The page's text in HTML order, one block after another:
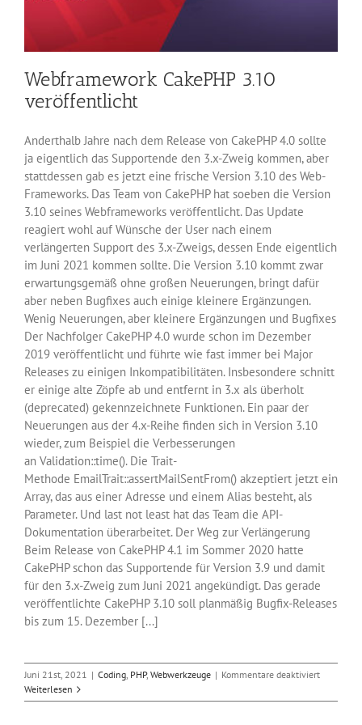
Webframework CakePHP 3.10
veröffentlicht
Anderthalb Jahre nach dem Release von CakePHP 4.0 sollte
ja eigentlich das Supportende den 3.x-Zweig kommen, aber
stattdessen gab es jetzt eine frische Version 3.10 des Web-
Frameworks. Das Team von CakePHP hat soeben die Version
3.10 seines Webframeworks veröffentlicht. Das Update
reagiert wohl auf Wünsche der User nach einem
verlängerten Support des 3.x-Zweigs, dessen Ende eigentlich
im Juni 2021 kommen sollte. Die Version 3.10 kommt zwar
erwartungsgemäß ohne großen Neuerungen, bringt dafür
aber neben Bugfixes auch einige kleinere Ergänzungen.
Wenig Neuerungen, aber kleinere Ergänzungen und Bugfixes
Der Nachfolger CakePHP 4.0 wurde schon im Dezember
2019 veröffentlicht und führte wie fast immer bei Major
Releases zu einigen Inkompatibilitäten. Insbesondere schnitt
er einige alte Zöpfe ab und entfernt in 3.x als überholt
(deprecated) gekennzeichnete Funktionen. Ein paar der
Neuerungen aus der 4.x-Reihe finden sich in Version 3.10
wieder, zum Beispiel die Verbesserungen
an Validation::time(). Die Trait-
Methode EmailTrait::assertMailSentFrom() akzeptiert jetzt ein
Array, das aus einer Adresse und einem Alias besteht, als
Parameter. Und last not least hat das Team die API-
Dokumentation überarbeitet. Der Weg zur Verlängerung
Beim Release von CakePHP 4.1 im Sommer 2020 hatte
CakePHP schon das Supportende für Version 3.9 und damit
für den 3.x-Zweig zum Juni 2021 angekündigt. Das gerade
veröffentlichte CakePHP 3.10 soll planmäßig Bugfix-Releases
bis zum 15. Dezember [...]
Juni 21st, 2021 | Coding, PHP, Webwerkzeuge | Kommentare deaktiviertfür
CakePHP
Weiterlesen